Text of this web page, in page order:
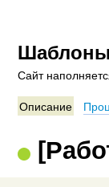
Шаблоны
Сайт
Описание